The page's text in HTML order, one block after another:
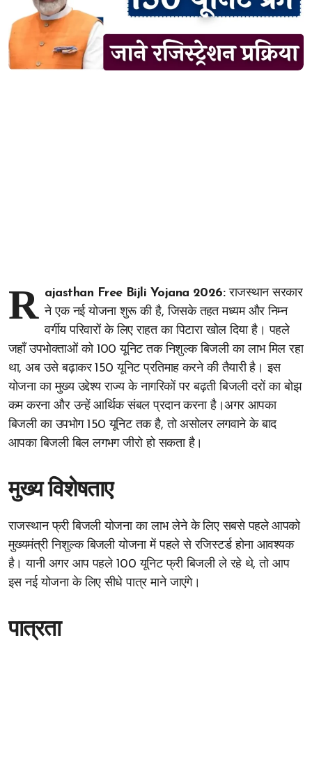
R ajasthan Free Bijli Yojana 2026:राजस्थान सरकार
ने एक नई योजना शुरू की है, जिसके तहत मध्यम और निम्न
वर्गीय परिवारों के लिए राहत का पिटारा खोल दिया है। पहले
जहाँ उपभोक्ताओं को 100 यूनिट तक निशुल्क बिजली का लाभ मिल रहा
था, अब उसे बढ़ाकर 150 यूनिट प्रतिमाह करने की तैयारी है। इस
योजना का मुख्य उद्देश्य राज्य के नागरिकों पर बढ़ती बिजली दरों का बोझ
कम करना और उन्हें आर्थिक संबल प्रदान करना है।अगर आपका
बिजली का उपभोग 150 यूनिट तक है, तो असोलर लगवाने के बाद
आपका बिजली बिल लगभग जीरो हो सकता है।
मुख्य विशेषताए
राजस्थान फ्री बिजली योजना का लाभ लेने के लिए सबसे पहले आपको
मुख्यमंत्री निशुल्क बिजली योजना में पहले से रजिस्टर्ड होना आवश्यक
है। यानी अगर आप पहले 100 यूनिट फ्री बिजली ले रहे थे, तो आप
इस नई योजना के लिए सीधे पात्र माने जाएंगे।
पात्रता